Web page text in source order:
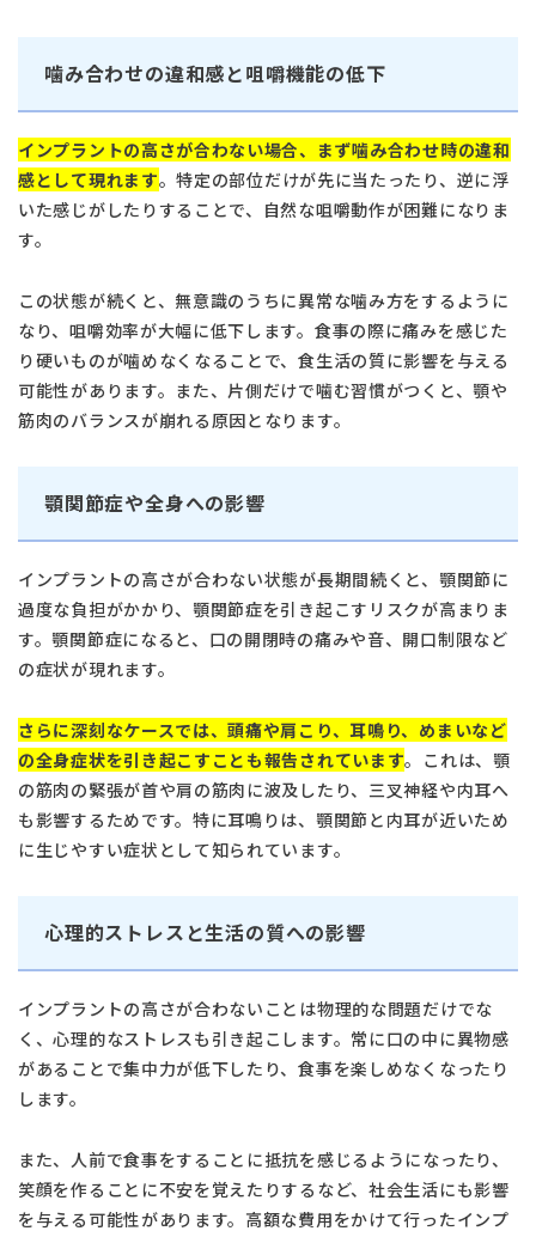
噛み合わせの違和感と咀嚼機能の低下
インプラントの高さが合わない場合、まず噛み合わせ時の違和
感として現れます。特定の部位だけが先に当たったり、逆に浮
いた感じがしたりすることで、自然な咀嚼動作が困難になりま
す。
この状態が続くと、無意識のうちに異常な噛み方をするように
なり、咀嚼効率が大幅に低下します。食事の際に痛みを感じた
り硬いものが噛めなくなることで、食生活の質に影響を与える
可能性があります。また、片側だけで噛む習慣がつくと、顎や
筋肉のバランスが崩れる原因となります。
顎関節症や全身への影響
インプラントの高さが合わない状態が長期間続くと、顎関節に
過度な負担がかかり、顎関節症を引き起こすリスクが高まりま
す。顎関節症になると、口の開閉時の痛みや音、開口制限など
の症状が現れます。
さらに深刻なケースでは、頭痛や肩こり、耳鳴り、めまいなど
の全身症状を引き起こすことも報告されています。これは、顎
の筋肉の緊張が首や肩の筋肉に波及したり、三叉神経や内耳へ
も影響するためです。特に耳鳴りは、顎関節と内耳が近いため
に生じやすい症状として知られています。
心理的ストレスと生活の質への影響
インプラントの高さが合わないことは物理的な問題だけでな
く、心理的なストレスも引き起こします。常に口の中に異物感
があることで集中力が低下したり、食事を楽しめなくなったり
します。
また、人前で食事をすることに抵抗を感じるようになったり、
笑顔を作ることに不安を覚えたりするなど、社会生活にも影響
を与える可能性があります。高額な費用をかけて行ったインプ